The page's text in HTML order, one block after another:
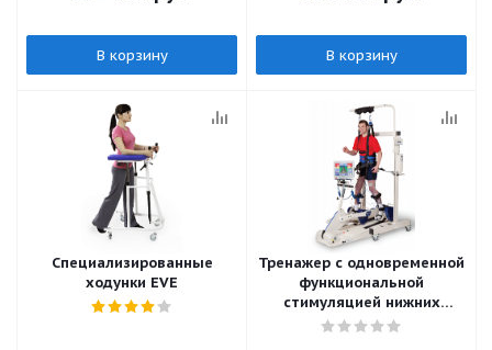
В корзину В корзину
Специализированные
ходунки EVE
Тренажер с одновременной
функциональной
стимуляцией нижних
конечностей в режиме